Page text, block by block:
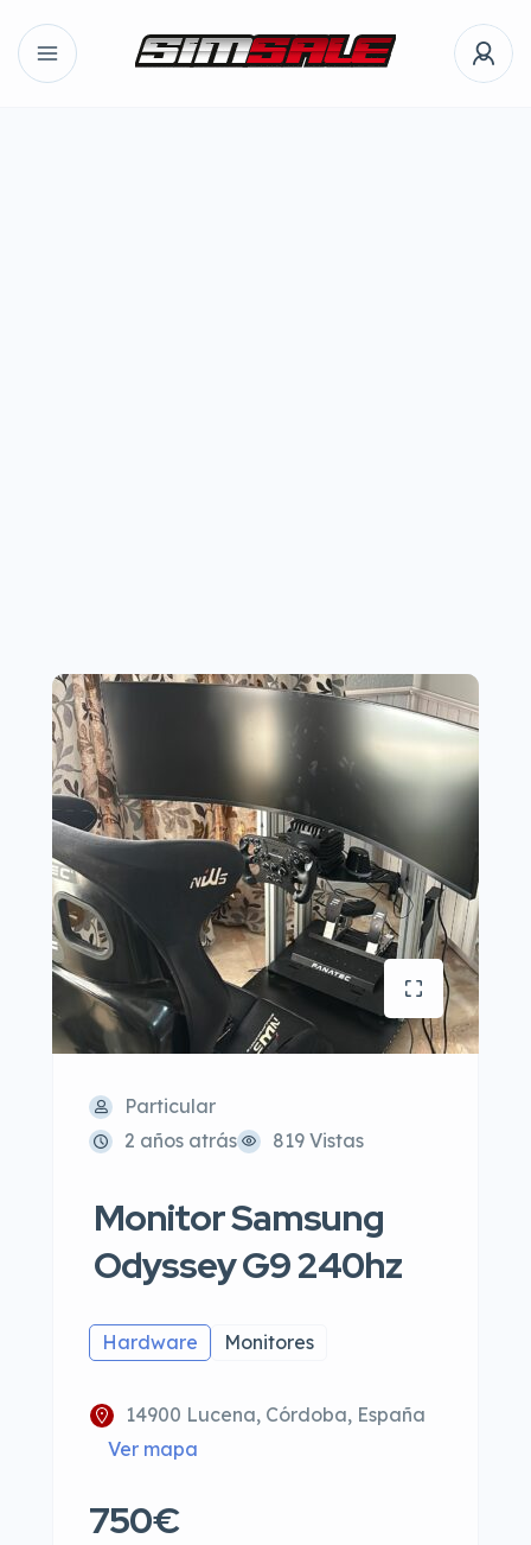
Particular
2 años atrás
819 Vistas
Monitor Samsung
Odyssey G9 240hz
Hardware Monitores
14900 Lucena, Córdoba, España
Ver mapa
750€